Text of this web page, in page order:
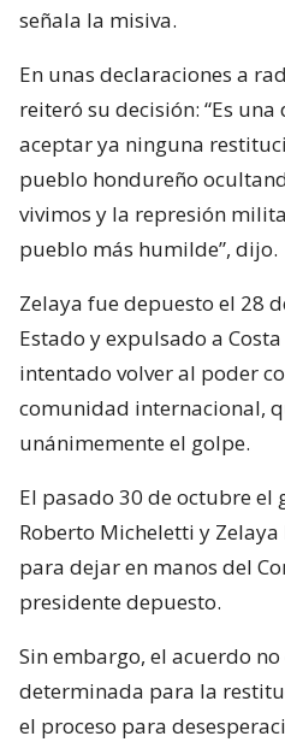
señala la misiva.
En unas declaraciones a
reiteró su decisión: “Es
aceptar ya ninguna
pueblo hondureño
vivimos y la represión
pueblo más humilde”, dijo.
Zelaya fue depuesto el 28
Estado y expulsado a
intentado volver al poder
comunidad internacional,
unánimemente el golpe.
El pasado 30 de octubre el
Roberto Micheletti y
para dejar en manos del
presidente depuesto.
Sin embargo, el acuerdo
determinada para la
el proceso para